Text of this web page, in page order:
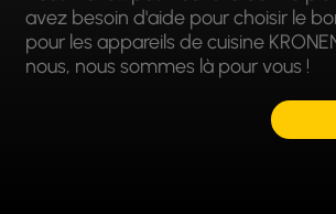
avez besoin d'aide pour choisir le
pour les appareils de cuisine
nous, nous sommes là pour vous !